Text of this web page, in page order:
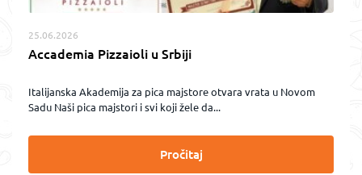
25.06.2026
Accademia Pizzaioli u Srbiji
Italijanska Akademija za pica majstore otvara vrata u Novom
Sadu Naši pica majstori i svi koji žele da...
Pročitaj